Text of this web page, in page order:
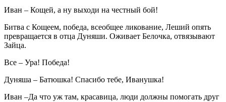
Иван – Кощей, а ну выходи на честный бой!
Битва с Кощеем, победа, всеобщее ликование, Леший опять
превращается в отца Дуняши. Оживает Белочка, отвязывают
Зайца.
Все – Ура! Победа!
Дуняша – Батюшка! Спасибо тебе, Иванушка!
Иван –Да что уж там, красавица, люди должны помогать друг